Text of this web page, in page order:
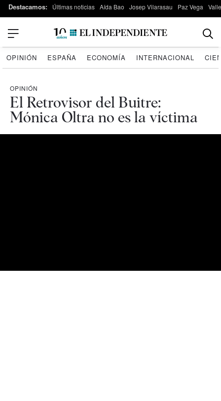
Destacamos: Últimas noticias Aída Bao Josep Vilarasau Paz Vega
OPINIÓN ESPAÑA ECONOMÍA INTERNACIONAL
OPINIÓN
El Retrovisor del Buitre:
Mónica Oltra no es la víctima